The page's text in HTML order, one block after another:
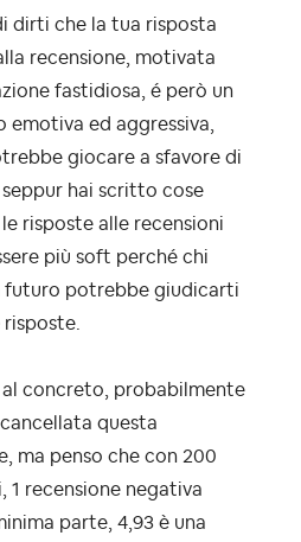
dirti che la tua risposta
recensione, motivata
fastidiosa, é però un
emotiva ed aggressiva,
giocare a sfavore di
hai scritto cose
le risposte alle recensioni
più soft perché chi
futuro potrebbe giudicarti
al concreto, probabilmente
questa
ma penso che con 200
1 recensione negativa
parte, 4,93 è una